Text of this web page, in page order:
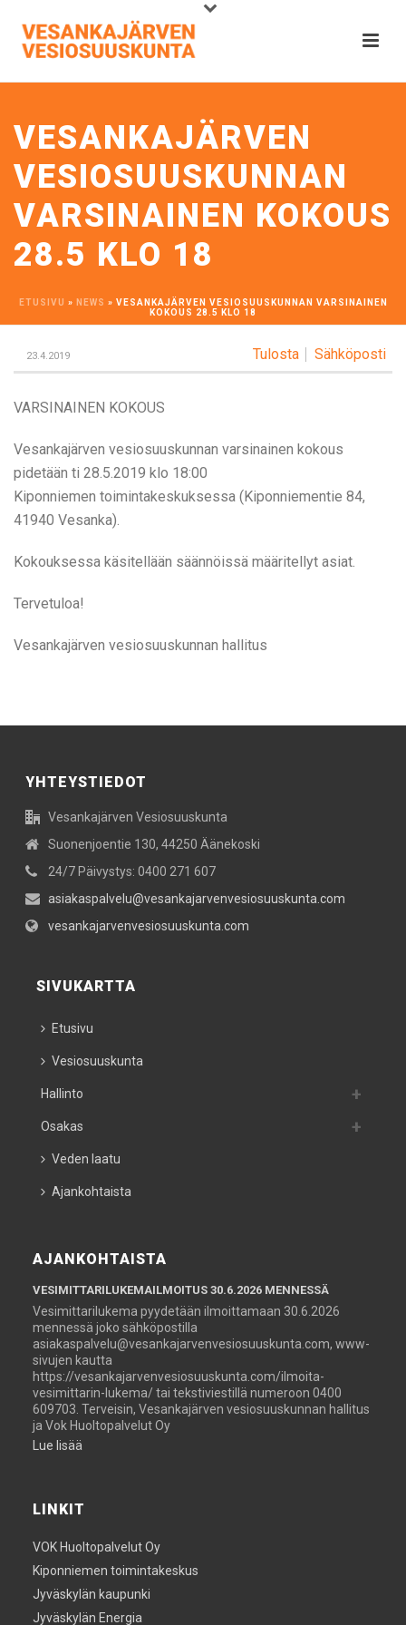
VESANKAJÄRVEN
VESIOSUUSKUNNAN
VARSINAINEN KOKOUS
28.5 KLO 18
ETUSIVU » NEWS » VESANKAJÄRVEN VESIOSUUSKUNNAN VARSINAINEN
KOKOUS 28.5 KLO 18
Tulosta Sähköposti
23.4.2019
VARSINAINEN KOKOUS
Vesankajärven vesiosuuskunnan varsinainen kokous
pidetään ti 28.5.2019 klo 18:00
Kiponniemen toimintakeskuksessa (Kiponniementie 84,
41940 Vesanka).
Kokouksessa käsitellään säännöissä määritellyt asiat.
Tervetuloa!
Vesankajärven vesiosuuskunnan hallitus
YHTEYSTIEDOT
Vesankajärven Vesiosuuskunta
Suonenjoentie 130, 44250 Äänekoski
24/7 Päivystys: 0400 271 607
asiakaspalvelu@vesankajarvenvesiosuuskunta.com
vesankajarvenvesiosuuskunta.com
SIVUKARTTA
Etusivu
Vesiosuuskunta
Hallinto
Osakas
Veden laatu
Ajankohtaista
AJANKOHTAISTA
VESIMITTARILUKEMAILMOITUS 30.6.2026 MENNESSÄ
Vesimittarilukema pyydetään ilmoittamaan 30.6.2026
mennessä joko sähköpostilla
asiakaspalvelu@vesankajarvenvesiosuuskunta.com, www-
sivujen kautta
https://vesankajarvenvesiosuuskunta.com/ilmoita-
vesimittarin-lukema/ tai tekstiviestillä numeroon 0400
609703. Terveisin, Vesankajärven vesiosuuskunnan hallitus
ja Vok Huoltopalvelut Oy
Lue lisää
LINKIT
VOK Huoltopalvelut Oy
Kiponniemen toimintakeskus
Jyväskylän kaupunki
Jyväskylän Energia